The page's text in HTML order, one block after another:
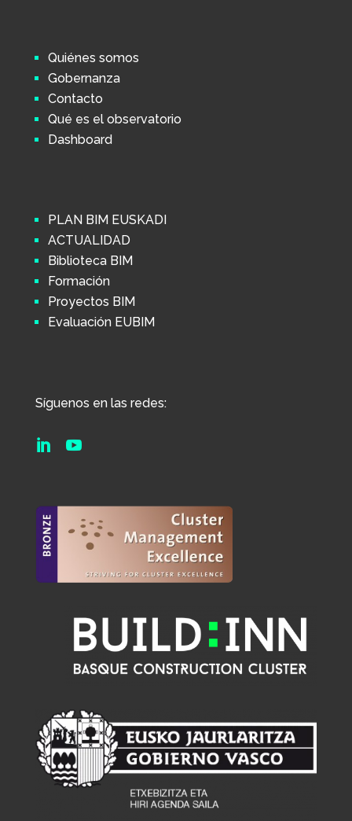
Quiénes somos
Gobernanza
Contacto
Qué es el observatorio
Dashboard
PLAN BIM EUSKADI
ACTUALIDAD
Biblioteca BIM
Formación
Proyectos BIM
Evaluación EUBIM
Síguenos en las redes:
 